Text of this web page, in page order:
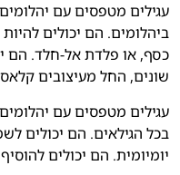
עגילים מטפסים עם
ביהלומים. הם יכולים
כסף, או פלדת אל-חלד. הם
שונים, החל מעיצובים
עגילים מטפסים עם
בכל הגילאים. הם יכולים
יומיומית. הם יכולים